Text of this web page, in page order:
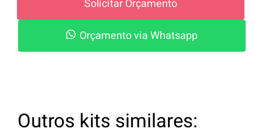
Solicitar Orçamento
Orçamento via Whatsapp
Outros kits similares: